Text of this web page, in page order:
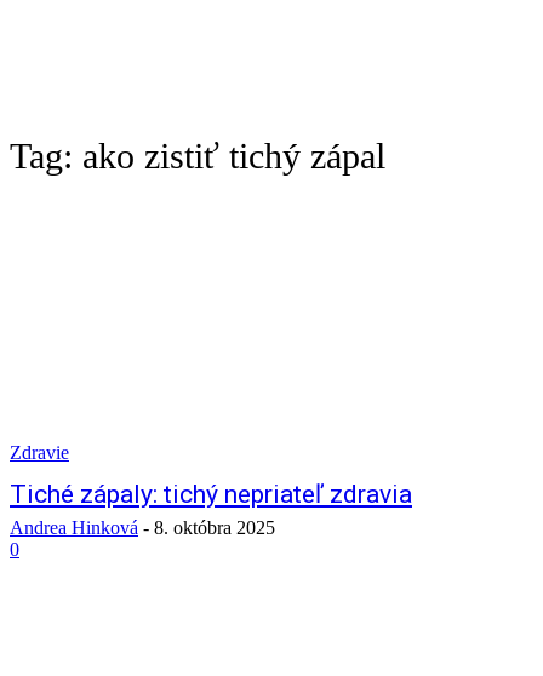
Tag: ako zistiť tichý zápal
Zdravie
Tiché zápaly: tichý nepriateľ zdravia
Andrea Hinková - 8. októbra 2025
0